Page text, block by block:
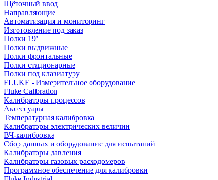
Щёточный ввод
Направляющие
Автоматизация и мониторинг
Изготовление под заказ
Полки 19"
Полки выдвижные
Полки фронтальные
Полки стационарные
Полки под клавиатуру
FLUKE - Измерительное оборудование
Fluke Calibration
Калибраторы процессов
Аксессуары
Температурная калибровка
Калибраторы электрических величин
ВЧ-калибровка
Сбор данных и оборудование для испытаний
Калибраторы давления
Калибраторы газовых расходомеров
Программное обеспечение для калибровки